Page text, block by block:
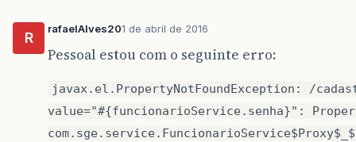
R
rafaelAlves201 de abril de 2016
Pessoal estou com o seguinte erro:
javax.el.PropertyNotFoundException: /
value="#{funcionarioService.senha}":